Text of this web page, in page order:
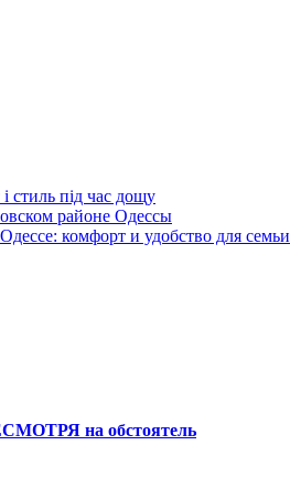
стиль під час дощу
районе Одессы
комфорт и удобство для семьи
на обстоятель